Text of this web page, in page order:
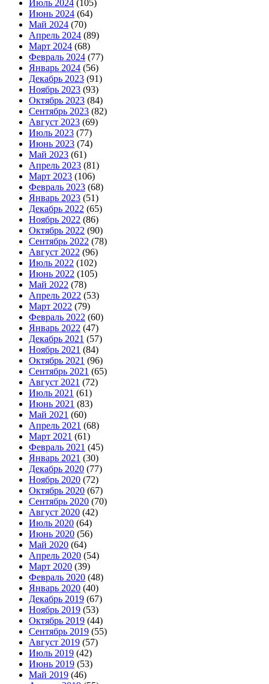
Июль 2024 (105)
Июнь 2024 (64)
Май 2024 (70)
Апрель 2024 (89)
Март 2024 (68)
Февраль 2024 (77)
Январь 2024 (56)
Декабрь 2023 (91)
Ноябрь 2023 (93)
Октябрь 2023 (84)
Сентябрь 2023 (82)
Август 2023 (69)
Июль 2023 (77)
Июнь 2023 (74)
Май 2023 (61)
Апрель 2023 (81)
Март 2023 (106)
Февраль 2023 (68)
Январь 2023 (51)
Декабрь 2022 (65)
Ноябрь 2022 (86)
Октябрь 2022 (90)
Сентябрь 2022 (78)
Август 2022 (96)
Июль 2022 (102)
Июнь 2022 (105)
Май 2022 (78)
Апрель 2022 (53)
Март 2022 (79)
Февраль 2022 (60)
Январь 2022 (47)
Декабрь 2021 (57)
Ноябрь 2021 (84)
Октябрь 2021 (96)
Сентябрь 2021 (65)
Август 2021 (72)
Июль 2021 (61)
Июнь 2021 (83)
Май 2021 (60)
Апрель 2021 (68)
Март 2021 (61)
Февраль 2021 (45)
Январь 2021 (30)
Декабрь 2020 (77)
Ноябрь 2020 (72)
Октябрь 2020 (67)
Сентябрь 2020 (70)
Август 2020 (42)
Июль 2020 (64)
Июнь 2020 (56)
Май 2020 (64)
Апрель 2020 (54)
Март 2020 (39)
Февраль 2020 (48)
Январь 2020 (40)
Декабрь 2019 (67)
Ноябрь 2019 (53)
Октябрь 2019 (44)
Сентябрь 2019 (55)
Август 2019 (57)
Июль 2019 (42)
Июнь 2019 (53)
Май 2019 (46)